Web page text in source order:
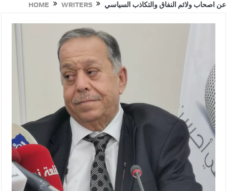
الإسلامية والمسيحية
الأمن يتلف 16 مليون حبة كبتاجون و1480 كغم مواد مخدرة
النواب يقر مشروع تعديل قانون الملكية العقارية
تشكيلات إدارية واسعة في الداخلية (اسماء)
القاضي يلتقي رؤساء تحرير الصحف اليومية ويؤكد حرص مجلس النواب
على شراكة فاعلة مع الإعلام
دعوة المكلفين بخدمة العلم (الدفعة الثالثة) إلى مراجعة منصة خدمة
العلم
الملك يلتقي مجموعة من رفاق السلاح
الملك يتلقى اتصالا هاتفيا من العاهل البحريني
HOME WRITERS عن اصحاب ولائم النفاق والتكاذب السياسي